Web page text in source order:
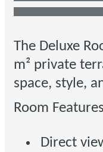
OCEAN VIEW
The Deluxe
m²private
space, style,
Room Features
Direct